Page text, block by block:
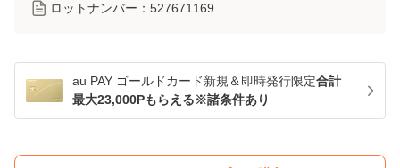
ロットナンバー： 527671169
au PAY ゴールドカード新規＆即時発行限定合計
最大23,000Pもらえる※諸条件あり